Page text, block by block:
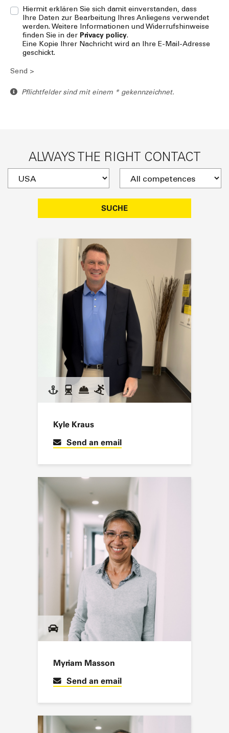
Hiermit erklären Sie sich damit einverstanden, dass
Ihre Daten zur Bearbeitung Ihres Anliegens verwendet
werden. Weitere Informationen und Widerrufshinweise
finden Sie in der Privacy policy.
Eine Kopie Ihrer Nachricht wird an Ihre E-Mail-Adresse
geschickt.
Send >
Pflichtfelder sind mit einem * gekennzeichnet.
ALWAYS THE RIGHT CONTACT
SUCHE
Kyle Kraus
Send an email
Myriam Masson
Send an email